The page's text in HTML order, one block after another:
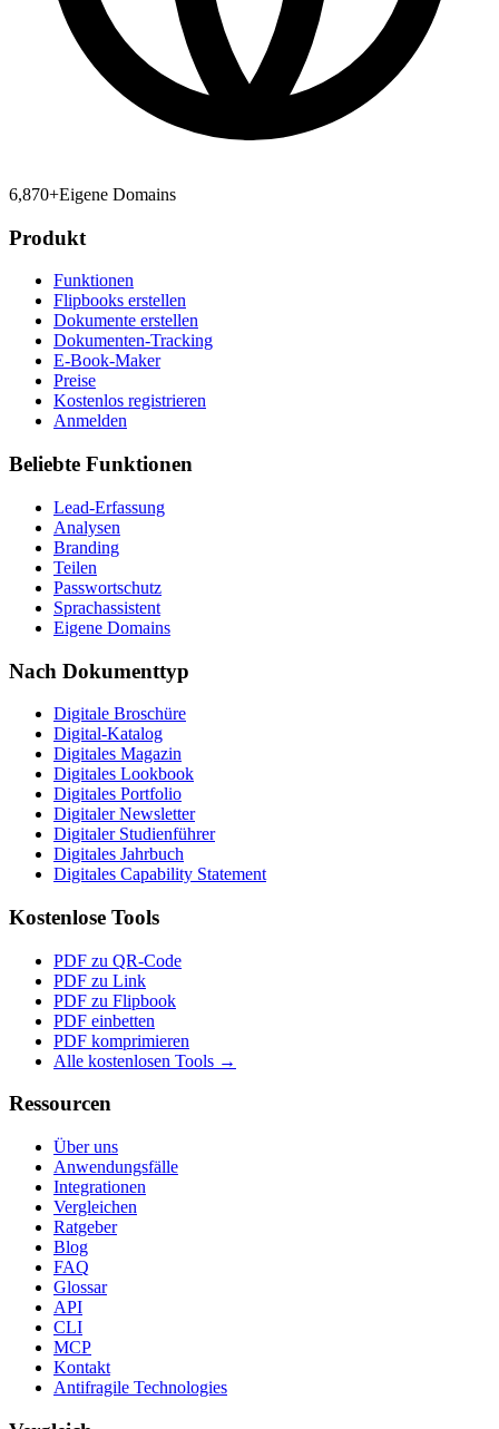
6,870+Eigene Domains
Produkt
Funktionen
Flipbooks erstellen
Dokumente erstellen
Dokumenten-Tracking
E-Book-Maker
Preise
Kostenlos registrieren
Anmelden
Beliebte Funktionen
Lead-Erfassung
Analysen
Branding
Teilen
Passwortschutz
Sprachassistent
Eigene Domains
Nach Dokumenttyp
Digitale Broschüre
Digital-Katalog
Digitales Magazin
Digitales Lookbook
Digitales Portfolio
Digitaler Newsletter
Digitaler Studienführer
Digitales Jahrbuch
Digitales Capability Statement
Kostenlose Tools
PDF zu QR-Code
PDF zu Link
PDF zu Flipbook
PDF einbetten
PDF komprimieren
Alle kostenlosen Tools →
Ressourcen
Über uns
Anwendungsfälle
Integrationen
Vergleichen
Ratgeber
Blog
FAQ
Glossar
API
CLI
MCP
Kontakt
Antifragile Technologies